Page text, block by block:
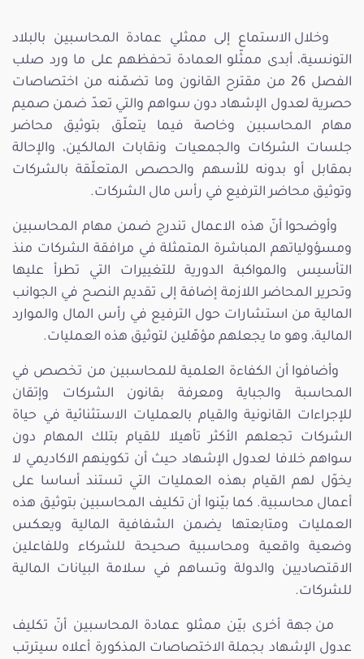
وخلال الاستماع إلى ممثلي عمادة المحاسبين بالبلاد
التونسية، أبدى ممثّلو العمادة تحفظهم على ما ورد صلب
الفصل 26 من مقترح القانون وما تضمّنه من اختصاصات
حصرية لعدول الإشهاد دون سواهم والتي تعدّ ضمن صميم
مهام المحاسبين وخاصة فيما يتعلّق بتوثيق محاضر
جلسات الشركات والجمعيات ونقابات المالكين، والإحالة
بمقابل أو بدونه للأسهم والحصص المتعلّقة بالشركات
وتوثيق محاضر الترفيع في رأس مال الشركات.
وأوضحوا أنّ هذه الاعمال تندرج ضمن مهام المحاسبين
ومسؤولياتهم المباشرة المتمثلة في مرافقة الشركات منذ
التأسيس والمواكبة الدورية للتغييرات التي تطرأ عليها
وتحرير المحاضر اللازمة إضافة إلى تقديم النصح في الجوانب
المالية من استشارات حول الترفيع في رأس المال والموارد
المالية، وهو ما يجعلهم مؤهّلين لتوثيق هذه العمليات.
وأضافوا أن الكفاءة العلمية للمحاسبين من تخصص في
المحاسبة والجباية ومعرفة بقانون الشركات وإتقان
للإجراءات القانونية والقيام بالعمليات الاستثنائية في حياة
الشركات تجعلهم الأكثر تأهيلا للقيام بتلك المهام دون
سواهم خلافا لعدول الإشهاد حيث أن تكوينهم الاكاديمي لا
يخوّل لهم القيام بهذه العمليات التي تستند أساسا على
أعمال محاسبية. كما بيّنوا أن تكليف المحاسبين بتوثيق هذه
العمليات ومتابعتها يضمن الشفافية المالية ويعكس
وضعية واقعية ومحاسبية صحيحة للشركاء وللفاعلين
الاقتصاديين والدولة وتساهم في سلامة البيانات المالية
للشركات.
من جهة أخرى بيّن ممثلو عمادة المحاسبين أنّ تكليف
عدول الإشهاد بجملة الاختصاصات المذكورة أعلاه سيترتب